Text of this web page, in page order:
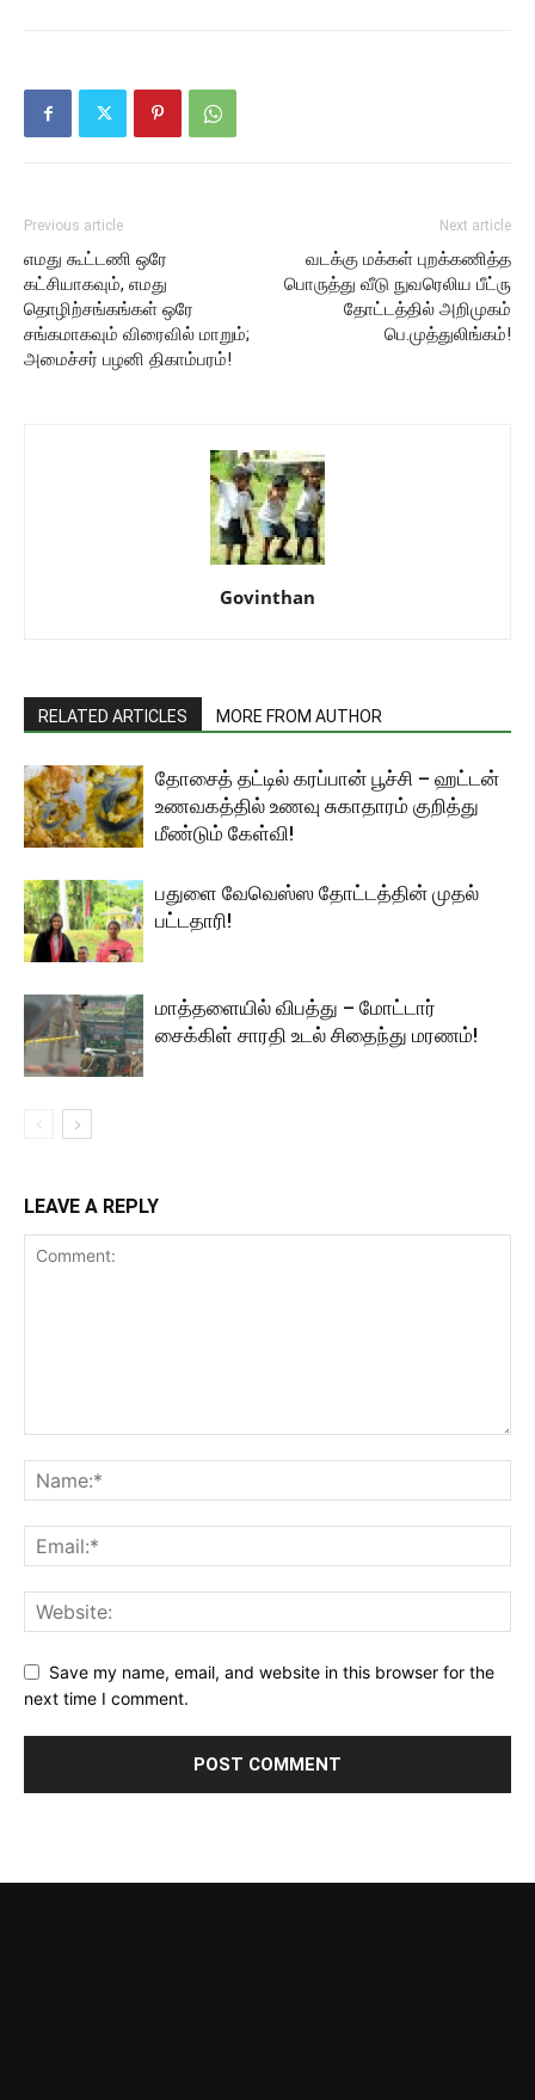
Previous article
எமது கூட்டணி ஒரே
கட்சியாகவும், எமது
தொழிற்சங்கங்கள் ஒரே
சங்கமாகவும் விரைவில் மாறும்;
அமைச்சர் பழனி திகாம்பரம்!
Next article
வடக்கு மக்கள் புறக்கணித்த
பொருத்து வீடு நுவரெலிய பீட்ரு
தோட்டத்தில் அறிமுகம்
பெ.முத்துலிங்கம்!
Govinthan
RELATED ARTICLES MORE FROM AUTHOR
தோசைத் தட்டில் கரப்பான் பூச்சி – ஹட்டன்
உணவகத்தில் உணவு சுகாதாரம் குறித்து
மீண்டும் கேள்வி!
பதுளை வேவெஸ்ஸ தோட்டத்தின் முதல்
பட்டதாரி!
மாத்தளையில் விபத்து – மோட்டார்
சைக்கிள் சாரதி உடல் சிதைந்து மரணம்!
LEAVE A REPLY
Save my name, email, and website in this browser for the
next time I comment.